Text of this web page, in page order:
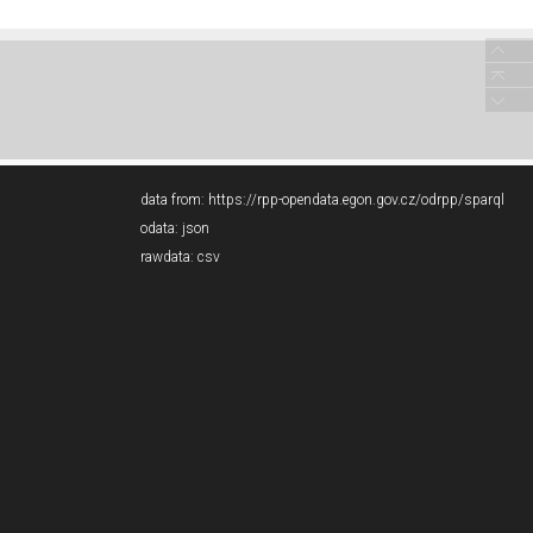
data from: https://rpp-opendata.egon.gov.cz/odrpp/sparql
odata: json
rawdata: csv